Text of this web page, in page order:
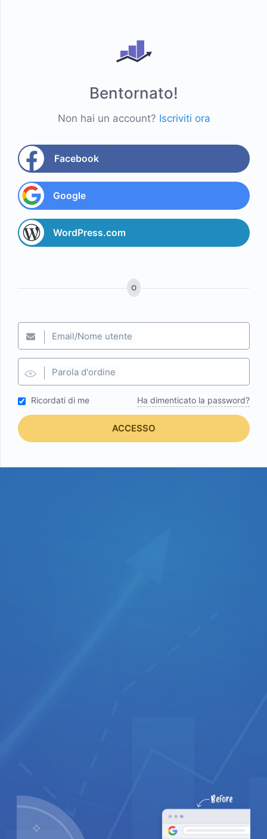
Bentornato!
Non hai un account? Iscriviti ora
Facebook
Google
WordPress.com
O
Email/Nome utente
Parola d'ordine
Ricordati di me Ha dimenticato la password?
ACCESSO